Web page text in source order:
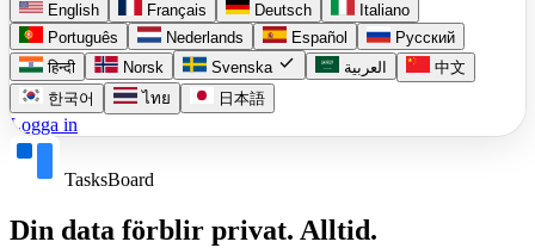
English Français Deutsch
Italiano
Português
Nederlands Español
Русский
हिन्दी
Norsk Svenska check العربية
中文
한국어
ไทย 日本語
Logga in
TasksBoard
Din data förblir privat. Alltid.